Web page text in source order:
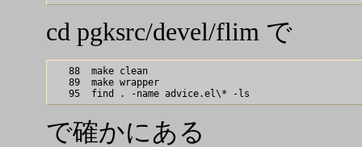
cd pgksrc/devel/flim で
   88  make clean
   89  make wrapper
で確かにある